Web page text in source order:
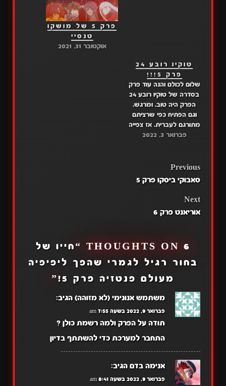
פרק 5 של מושקו
טנסיי
אוקטובר 31, 2021
טוקיו רובע 24
פרק 5!!!
שלום לכולם והנה עוד פרק
בסדרה של טוקיו רובע 24
הפרק היה טוב. ומרגש.
וגם הפתיח כפי שרציתם
מתורגם לעברית. אז צפייה
פברואר 3, 2022
POST
Previous
סאבוקי ביסקו פרק 5
Next
אוריאנט פרק 6
6 THOUGHTS ON “
חייו של
בחור רגיל לגמרי שהפך ליפיפיה
מעולם פנטזיה פרק 5!
”
משתמש אנונימי (לא מזוהה) הגיב:
פברואר 9, 2022 בשעה 7:55 am
תודה על הפרק ולמה רשמת כולן ?
התחבר למערכת כדי להשתתף בדיון
אנימה בדם הגיב:
פברואר 9, 2022 בשעה 8:41 am